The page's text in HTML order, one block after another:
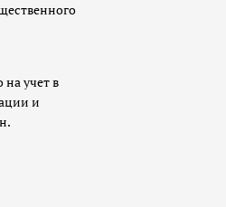
на учет в
и